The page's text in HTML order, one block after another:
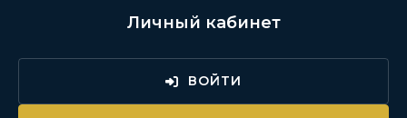
Личный кабинет
ВОЙТИ